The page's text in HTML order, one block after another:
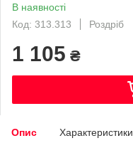
В наявності
Код: 313.313
Роздріб
1 105 ₴
Опис Характеристики